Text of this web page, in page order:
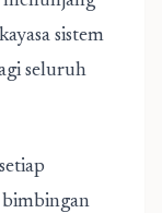
sistem
seluruh
bimbingan